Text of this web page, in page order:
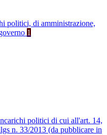
politici, di amministrazione,
1
politici di cui all'art. 14,
n. 33/2013 (da pubblicare in